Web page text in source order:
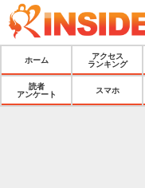
ホーム
アクセス
ランキング
読者
アンケート
スマホ